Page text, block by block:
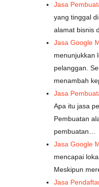
Jasa
yang tinggal
alamat bisnis
Jasa Google
menunjukkan
pelanggan.
menambah
Jasa
Apa itu jasa
Pembuatan
pembuatan…
Jasa Google
mencapai
Meskipun
Jasa